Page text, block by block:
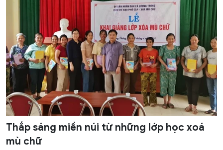
Thắp sáng miền núi từ những lớp học xoá
mù chữ